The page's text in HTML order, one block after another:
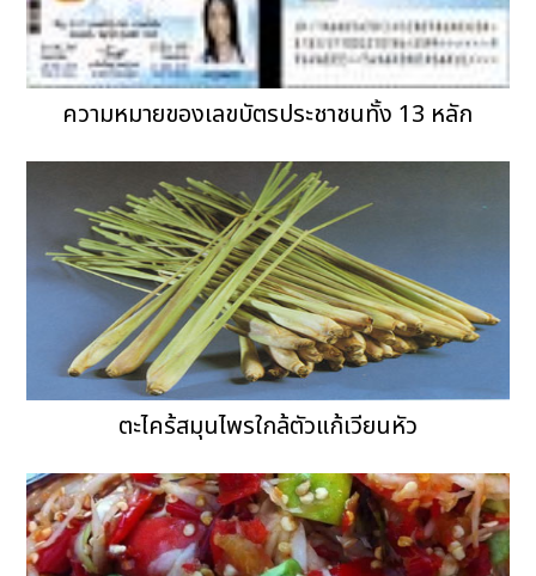
ความหมายของเลขบัตรประชาชนทั้ง 13 หลัก
ตะไคร้สมุนไพรใกล้ตัวแก้เวียนหัว